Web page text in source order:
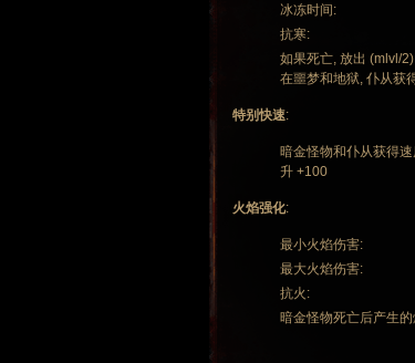
冰冻时间:
抗寒:
如果死亡, 放出 (mlvl/
在噩梦和地狱, 仆从获
特别快速:
暗金怪物和仆从获得速
升 +100
火焰强化:
最小火焰伤害:
最大火焰伤害:
抗火:
暗金怪物死亡后产生